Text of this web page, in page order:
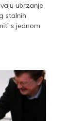
ubrzanje
stalnih
s jednom